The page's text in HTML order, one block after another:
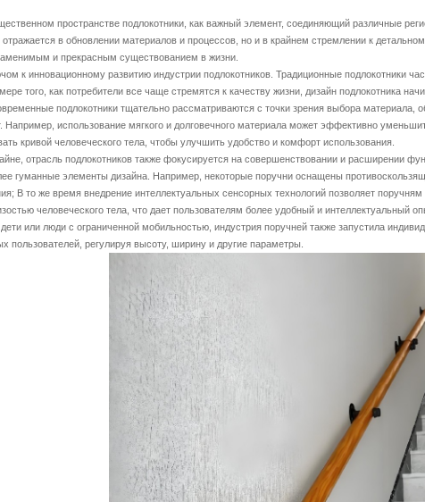
пространстве подлокотники, как важный элемент, соединяющий различные
в обновлении материалов и процессов, но и в крайнем стремлении к
и прекрасным существованием в жизни.
инновационному развитию индустрии подлокотников. Традиционные подлокотники
того, как потребители все чаще стремятся к качеству жизни, дизайн подлокотника
подлокотники тщательно рассматриваются с точки зрения выбора материала,
использование мягкого и долговечного материала может эффективно
кривой человеческого тела, чтобы улучшить удобство и комфорт использования.
отрасль подлокотников также фокусируется на совершенствовании и расширении
гуманные элементы дизайна. Например, некоторые поручни оснащены
В то же время внедрение интеллектуальных сенсорных технологий позволяет
человеческого тела, что дает пользователям более удобный и интеллектуальный
или люди с ограниченной мобильностью, индустрия поручней также запустила
пользователей, регулируя высоту, ширину и другие параметры.